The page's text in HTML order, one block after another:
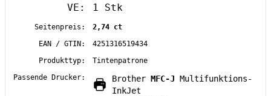
VE: 1 Stk
Seitenpreis:
2,74 ct
EAN / GTIN:
4251316519434
Produkttyp:
Tintenpatrone
Passende Drucker:
Brother MFC-J Multifunktions-
InkJet